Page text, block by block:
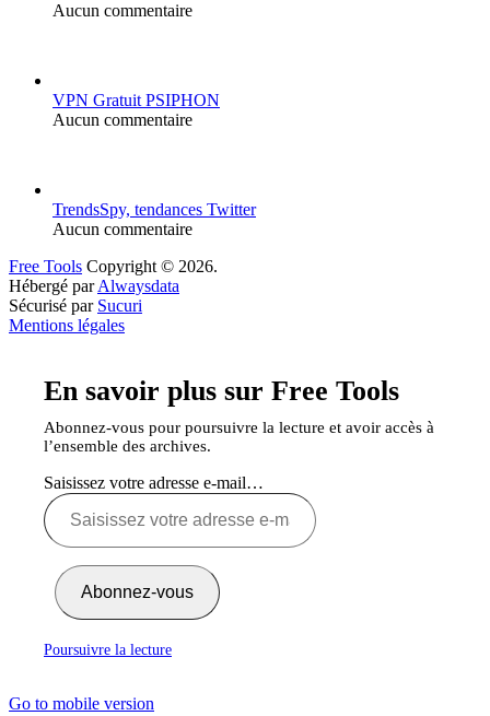
Aucun commentaire
VPN Gratuit PSIPHON
Aucun commentaire
TrendsSpy, tendances Twitter
Aucun commentaire
Free Tools Copyright © 2026.
Hébergé parAlwaysdata
Sécurisé par Sucuri
Mentions légales
En savoir plus sur Free Tools
Abonnez-vous pour poursuivre la lecture et avoir accès à
l’ensemble des archives.
Saisissez votre adresse e-mail…
Abonnez-vous
Poursuivre la lecture
Go to mobile version